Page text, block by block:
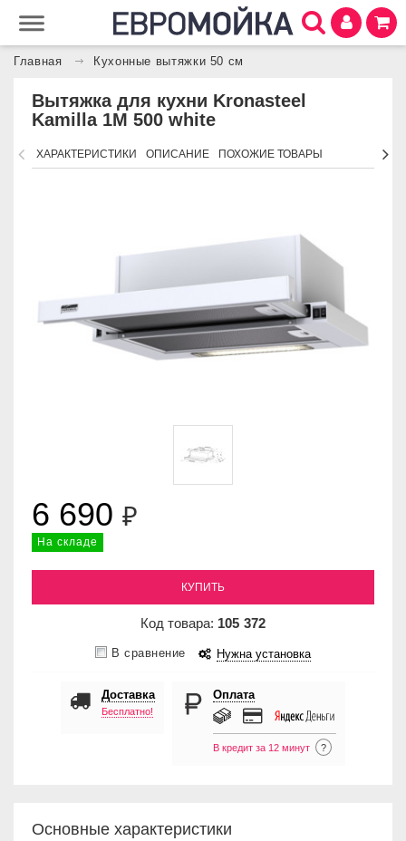
Главная Кухонные вытяжки 50 см
Вытяжка для кухни Kronasteel
Kamilla 1M 500 white
ХАРАКТЕРИСТИКИ ОПИСАНИЕ ПОХОЖИЕ ТОВАРЫ
6 690 ₽
На складе
КУПИТЬ
Код товара: 105 372
В сравнение Нужна установка
Доставка
Бесплатно!
Оплата
В кредит за 12 минут ?
Основные характеристики